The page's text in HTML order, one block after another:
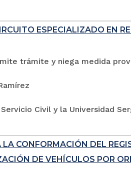
ESPECIALIZADO EN
trámite y niega medida
Civil y la Universidad
CONFORMACIÓN DEL
DE VEHÍCULOS POR